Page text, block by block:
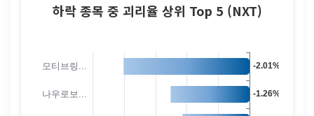
하락 종목 중 괴리율 상위 Top 5 (NXT)